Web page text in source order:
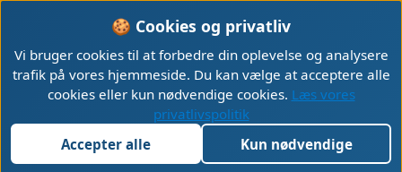
🍪 Cookies og privatliv
Vi bruger cookies til at forbedre din oplevelse og analysere
trafik på vores hjemmeside. Du kan vælge at acceptere alle
cookies eller kun nødvendige cookies. Læs vores
privatlivspolitik
Accepter alle
Kun nødvendige
Salg af computere, IT-udstyr
og tilbehør.